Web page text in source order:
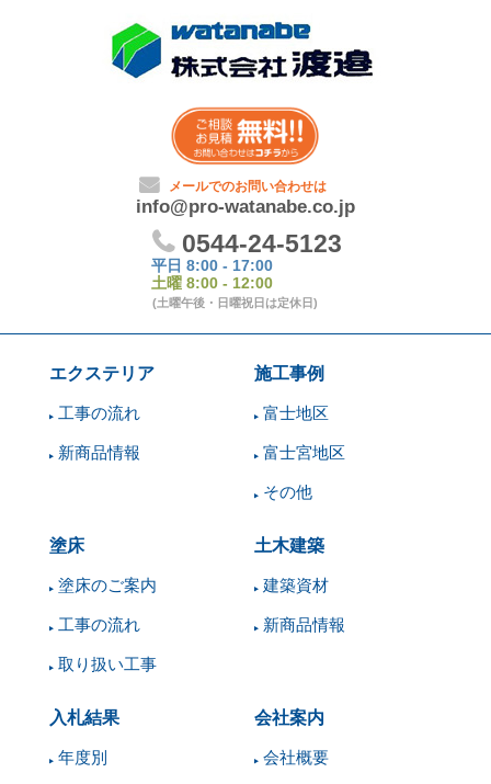
エクステリア
工事の流れ
新商品情報
施工事例
富士地区
富士宮地区
その他
塗床
塗床のご案内
工事の流れ
取り扱い工事
土木建築
建築資材
新商品情報
入札結果
年度別
会社案内
会社概要